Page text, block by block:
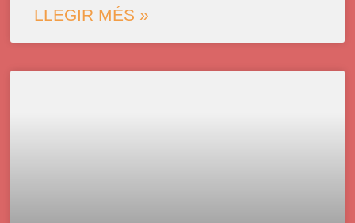
LLEGIR MÉS »